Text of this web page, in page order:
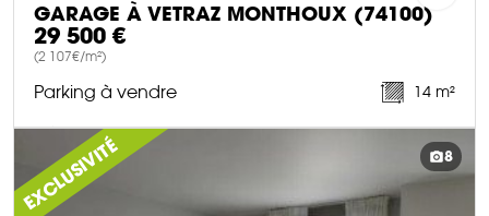
GARAGE À VETRAZ MONTHOUX (74100)
29 500 €
(2 107€/m²)
Parking à vendre 14 m²
DÉCOUVRIR CE BIEN
EXCLUSIVITÉ 8